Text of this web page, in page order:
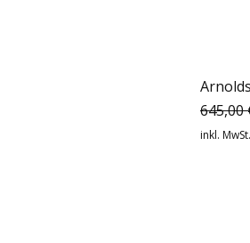
645,00
inkl. MwSt.